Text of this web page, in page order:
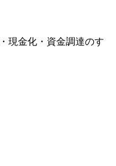
現金化・資金調達のす